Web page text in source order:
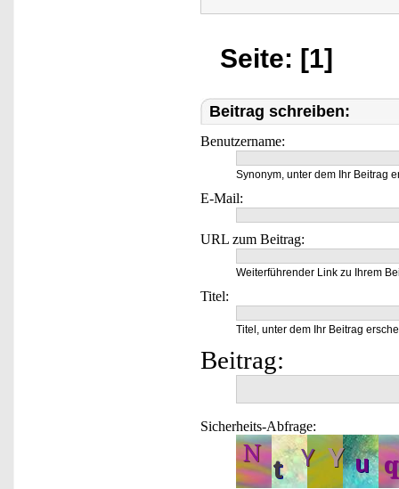
Seite: [1]
Beitrag schreiben:
Benutzername:
Synonym, unter dem Ihr Beitrag
E-Mail:
URL zum Beitrag:
Weiterführender Link zu Ihrem
Titel:
Titel, unter dem Ihr Beitrag
Beitrag:
Sicherheits-Abfrage: